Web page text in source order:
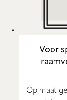
Voor
Op maat